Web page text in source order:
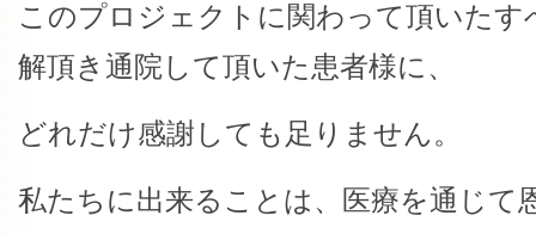
このプロジェクトに関わって頂いたす
解頂き通院して頂いた患者様に、
どれだけ感謝しても足りません。
私たちに出来ることは、医療を通じて